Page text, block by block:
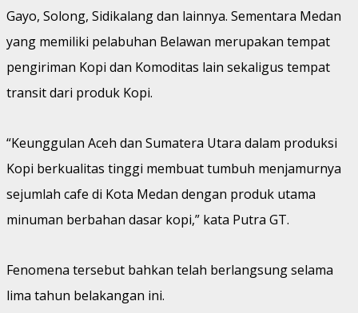
Gayo, Solong, Sidikalang dan lainnya. Sementara Medan
yang memiliki pelabuhan Belawan merupakan tempat
pengiriman Kopi dan Komoditas lain sekaligus tempat
transit dari produk Kopi.
“Keunggulan Aceh dan Sumatera Utara dalam produksi
Kopi berkualitas tinggi membuat tumbuh menjamurnya
sejumlah cafe di Kota Medan dengan produk utama
minuman berbahan dasar kopi,” kata Putra GT.
Fenomena tersebut bahkan telah berlangsung selama
lima tahun belakangan ini.